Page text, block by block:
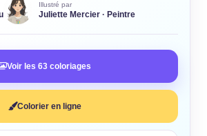
Illustré par
Juliette Mercier · Peintre
Voir les 63 coloriages
Colorier en ligne